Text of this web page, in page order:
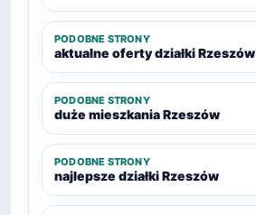
PODOBNE STRONY
aktualne oferty działki Rzeszów
PODOBNE STRONY
duże mieszkania Rzeszów
PODOBNE STRONY
najlepsze działki Rzeszów